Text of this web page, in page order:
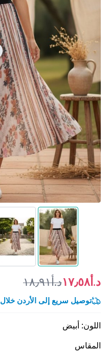
د.أ١٧٫٥٨ د.أ١٨٫٩١
توصيل سريع إلى الأردن خلال 3-5 أيام عمل.
اللون: أبيض
المقاس